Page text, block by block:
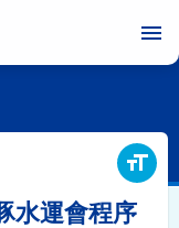
menu
format_size
水運會程序